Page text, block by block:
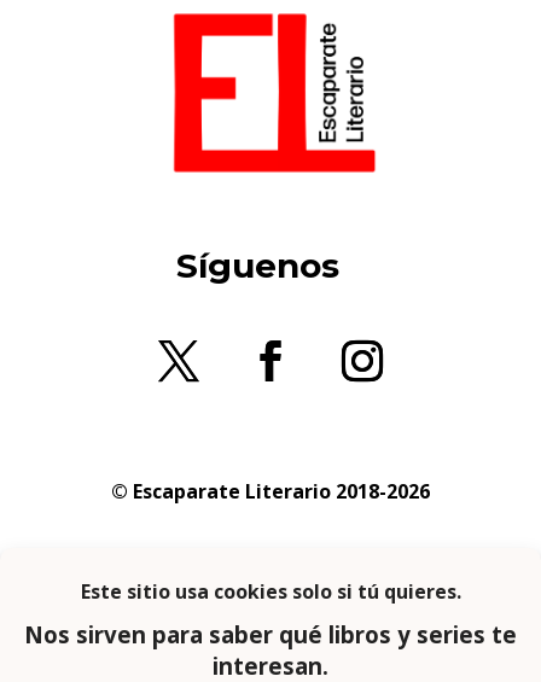
Síguenos
© Escaparate Literario 2018-2026
privacidad